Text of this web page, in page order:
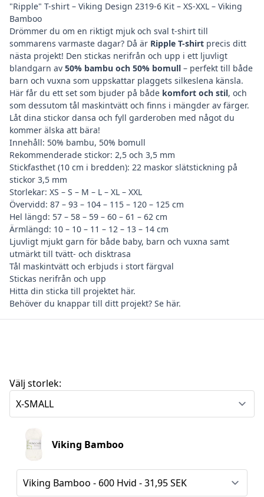
"Ripple" T-shirt – Viking Design 2319-6 Kit – XS-XXL – Viking
Bamboo
Drömmer du om en riktigt mjuk och sval t-shirt till
sommarens varmaste dagar? Då är Ripple T-shirt precis ditt
nästa projekt! Den stickas nerifrån och upp i ett ljuvligt
blandgarn av 50% bambu och 50% bomull – perfekt till både
barn och vuxna som uppskattar plaggets silkeslena känsla.
Här får du ett set som bjuder på både komfort och stil, och
som dessutom tål maskintvätt och finns i mängder av färger.
Låt dina stickor dansa och fyll garderoben med något du
kommer älska att bära!
Innehåll: 50% bambu, 50% bomull
Rekommenderade stickor: 2,5 och 3,5 mm
Stickfasthet (10 cm i bredden): 22 maskor slätstickning på
stickor 3,5 mm
Storlekar: XS – S – M – L – XL – XXL
Övervidd: 87 – 93 – 104 – 115 – 120 – 125 cm
Hel längd: 57 – 58 – 59 – 60 – 61 – 62 cm
Ärmlängd: 10 – 10 – 11 – 12 – 13 – 14 cm
Ljuvligt mjukt garn för både baby, barn och vuxna samt
utmärkt till tvätt- och disktrasa
Tål maskintvätt och erbjuds i stort färgval
Stickas nerifrån och upp
Hitta din sticka till projektet här.
Behöver du knappar till ditt projekt? Se här.
Välj storlek:
Viking Bamboo